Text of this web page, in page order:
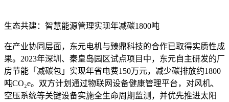
生态共建：智慧能源管理实现年减碳1800吨
在产业协同层面，东元电机与臻鼎科技的合作已取得实质性成
果。2023年深圳、秦皇岛园区试点项目中，东元自主研发的厂
房节能「减碳包」实现年省电费150万元，减少碳排放约1800
吨CO₂e。双方计划通过物联网设备健康管理平台，对风机、
空压系统等关键设备实施全生命周期监测，并优先推进太阳